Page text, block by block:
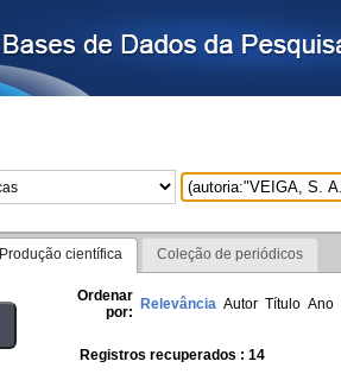
Produção científica Coleção de periódicos
Ordenar
por: Relevância Autor Título Ano
Registros recuperados : 14